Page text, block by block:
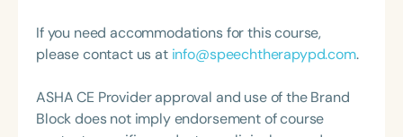
the Outreach Program Director at a non-profit
organization where she coordinates hearing, vision,
preschools and Head Start centers for more than
1,000 children every year. Damaris enjoys working
If you need accommodations for this course,
please contact us at info@speechtherapypd.com.
ASHA CE Provider approval and use of the Brand
Block does not imply endorsement of course